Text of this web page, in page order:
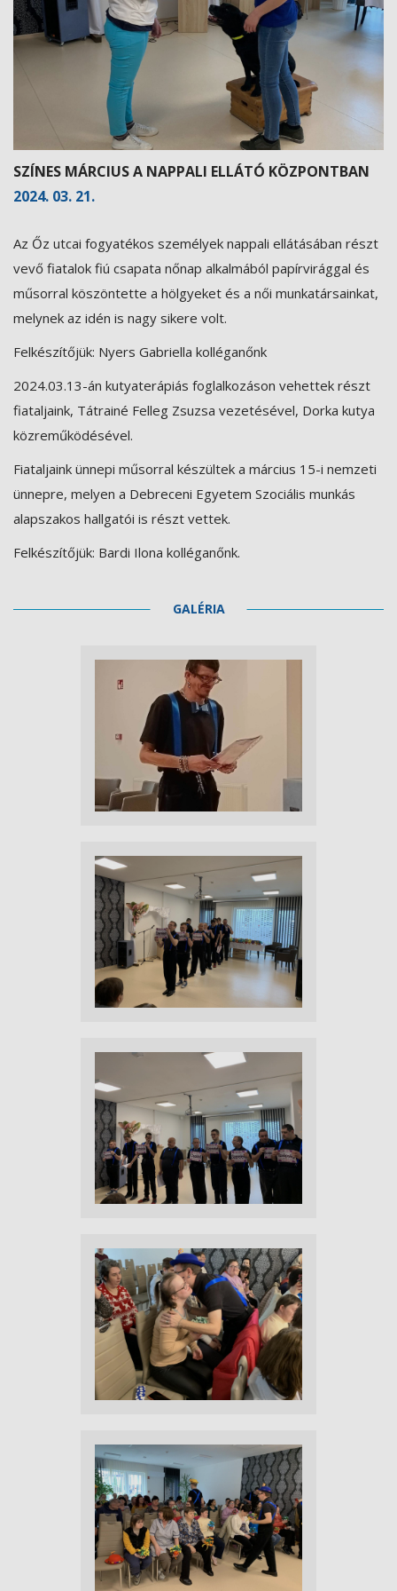
SZÍNES MÁRCIUS A NAPPALI ELLÁTÓ KÖZPONTBAN
2024. 03. 21.
Az Őz utcai fogyatékos személyek nappali ellátásában részt
vevő fiatalok fiú csapata nőnap alkalmából papírvirággal és
műsorral köszöntette a hölgyeket és a női munkatársainkat,
melynek az idén is nagy sikere volt.
Felkészítőjük: Nyers Gabriella kolléganőnk
2024.03.13-án kutyaterápiás foglalkozáson vehettek részt
fiataljaink, Tátrainé Felleg Zsuzsa vezetésével, Dorka kutya
közreműködésével.
Fiataljaink ünnepi műsorral készültek a március 15-i nemzeti
ünnepre, melyen a Debreceni Egyetem Szociális munkás
alapszakos hallgatói is részt vettek.
Felkészítőjük: Bardi Ilona kolléganőnk.
GALÉRIA